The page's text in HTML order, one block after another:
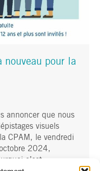
nouveau pour la
annoncer que nous
visuels
CPAM, le vendredi
2024,
c’est